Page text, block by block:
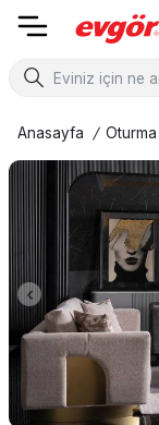
Anasayfa /